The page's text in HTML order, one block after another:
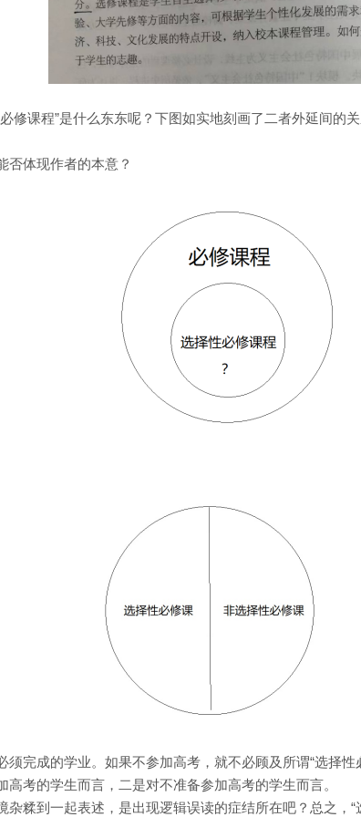
修课程”是什么东东呢？下图如实地刻画了二者外延间的
否体现作者的本意？
须完成的学业。如果不参加高考，就不必顾及所谓“选择
高考的学生而言，二是对不准备参加高考的学生而言。
杂糅到一起表述，是出现逻辑误读的症结所在吧？总之，